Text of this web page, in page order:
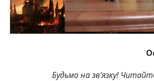
Будьмо на зв’язку!